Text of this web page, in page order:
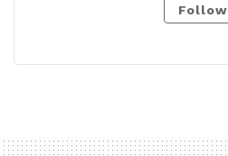
Follow